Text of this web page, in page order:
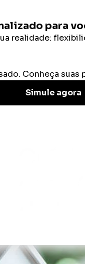
Categorias
financiado: